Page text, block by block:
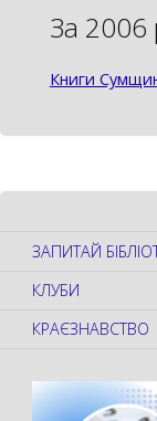
За 2006
Книги
ЗАПИТАЙ
КЛУБИ
КРАЄЗНАВСТВО